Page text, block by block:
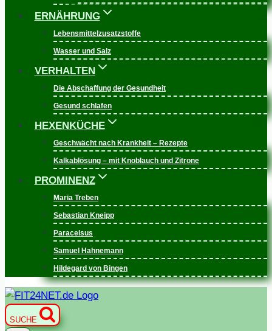
ERNÄHRUNG
Lebensmittelzusatzstoffe
Wasser und Salz
VERHALTEN
Die Abschaffung der Gesundheit
Gesund schlafen
HEXENKÜCHE
Geschwächt nach Krankheit – Rezepte
Kalkablösung – mit Knoblauch und Zitrone
PROMINENZ
Maria Treben
Sebastian Kneipp
Paracelsus
Samuel Hahnemann
Hildegard von Bingen
SUCHE